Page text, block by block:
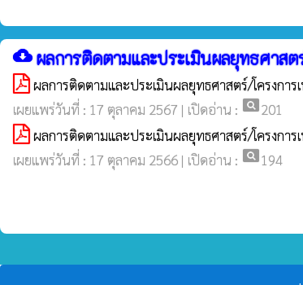
cloud_downloadผลการติดตามและประเมินผลยุทธศา
ผลการติดตามและประเมินผลยุทธศาสตร์/โครงก
เผยแพร่วันที่ : 17 ตุลาคม 2567 | เปิดอ่าน : pageview201
ผลการติดตามและประเมินผลยุทธศาสตร์/โครงก
เผยแพร่วันที่ : 17 ตุลาคม 2566 | เปิดอ่าน : pageview194